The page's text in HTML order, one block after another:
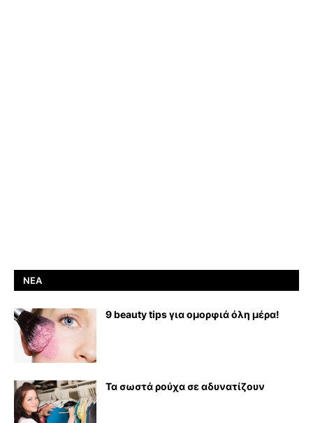
ΝΈΑ
9 beauty tips για ομορφιά όλη μέρα!
Τα σωστά ρούχα σε αδυνατίζουν